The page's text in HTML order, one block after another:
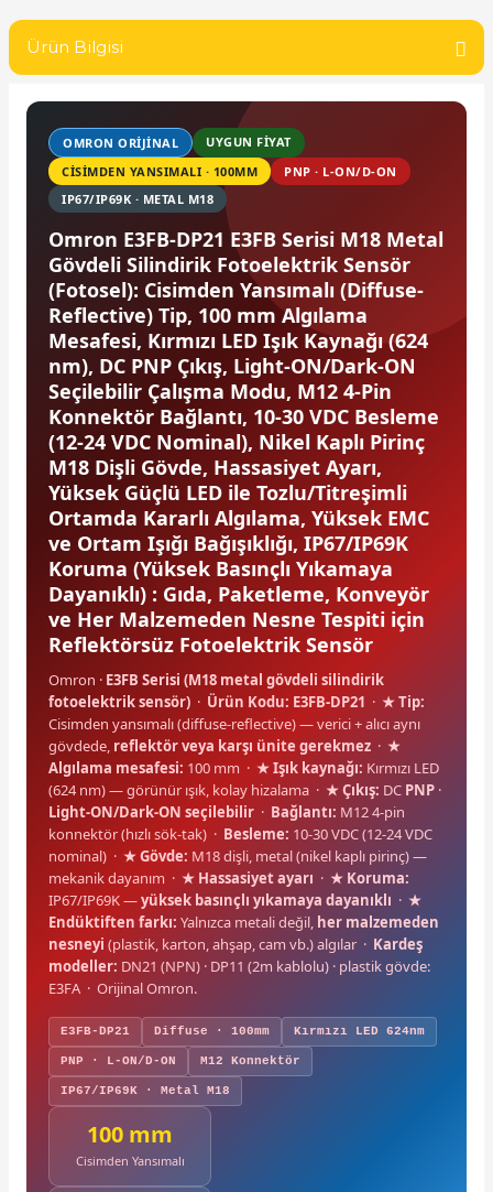
- UPS
Kesiciler
Şalterleri
Yol Vericiler
Pako Şalterler
SIMATIC SAFETY
SIMATIC TIA PORTAL HMI Yazılımları
SIMATIC Yazılım Paketleri
SIMOTION Hareket Kontrol Üniteleri
SIRIUS SAFETY
WinCC Unified Runtime Yazılımları
Ürün Bilgisi
OMRON ORIJINAL
UYGUN FİYAT
CISIMDEN YANSIMALI · 100MM
PNP · L-ON/D-ON
IP67/IP69K · METAL M18
Omron E3FB-DP21 E3FB Serisi M18 Metal
Gövdeli Silindirik Fotoelektrik Sensör
(Fotosel): Cisimden Yansımalı (Diffuse-
Reflective) Tip, 100 mm Algılama
Mesafesi, Kırmızı LED Işık Kaynağı (624
nm), DC PNP Çıkış, Light-ON/Dark-ON
Seçilebilir Çalışma Modu, M12 4-Pin
Konnektör Bağlantı, 10-30 VDC Besleme
(12-24 VDC Nominal), Nikel Kaplı Pirinç
M18 Dişli Gövde, Hassasiyet Ayarı,
Yüksek Güçlü LED ile Tozlu/Titreşimli
Ortamda Kararlı Algılama, Yüksek EMC
ve Ortam Işığı Bağışıklığı, IP67/IP69K
Koruma (Yüksek Basınçlı Yıkamaya
Dayanıklı) : Gıda, Paketleme, Konveyör
ve Her Malzemeden Nesne Tespiti için
Reflektörsüz Fotoelektrik Sensör
Omron · E3FB Serisi (M18 metal gövdeli silindirik
fotoelektrik sensör) · Ürün Kodu: E3FB-DP21 · ★ Tip:
Cisimden yansımalı (diffuse-reflective) — verici + alıcı aynı
gövdede, reflektör veya karşı ünite gerekmez · ★
Algılama mesafesi: 100 mm · ★ Işık kaynağı: Kırmızı LED
(624 nm) — görünür ışık, kolay hizalama · ★ Çıkış: DC PNP ·
Light-ON/Dark-ON seçilebilir · Bağlantı: M12 4-pin
konnektör (hızlı sök-tak) · Besleme: 10-30 VDC (12-24 VDC
nominal) · ★ Gövde: M18 dişli, metal (nikel kaplı pirinç) —
mekanik dayanım · ★ Hassasiyet ayarı · ★ Koruma:
IP67/IP69K —yüksek basınçlı yıkamaya dayanıklı · ★
Endüktiften farkı: Yalnızca metali değil, her malzemeden
nesneyi (plastik, karton, ahşap, cam vb.) algılar · Kardeş
modeller: DN21 (NPN) · DP11 (2m kablolu) · plastik gövde:
E3FA · Orijinal Omron.
E3FB-DP21 Diffuse · 100mm Kırmızı LED 624nm
PNP · L-ON/D-ON M12 Konnektör
IP67/IP69K · Metal M18
100 mm
Cisimden Yansımalı